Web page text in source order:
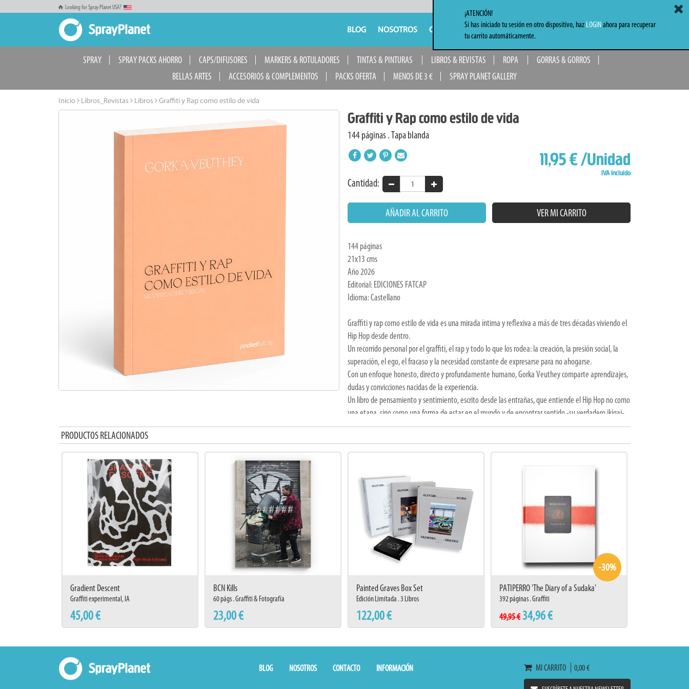
Looking for Spray Planet USA?
BLOG NOSOTROS CONTACTO
SPRAY SPRAY PACKS AHORRO CAPS/DIFUSORES MARKERS & ROTULADORES TINTAS & PINTURAS LIBROS & REVISTAS ROPA
GORRAS & GORROS
BELLAS ARTES
ACCESORIOS & COMPLEMENTOS PACKS OFERTA MENOS DE 3 € SPRAY PLANET GALLERY
Inicio Libros_Revistas Libros Graffiti y Rap como estilo de vida
Graffiti y Rap como estilo de vida
144 páginas . Tapa blanda
11,95 €/Unidad
IVA Incluido
Cantidad:
AÑADIR AL CARRITO VER MI CARRITO
144 páginas
21x13 cms
Año 2026
Editorial: EDICIONES FATCAP
Idioma: Castellano
Graffiti y rap como estilo de vida es una mirada íntima y reflexiva a más de tres décadas viviendo el
Hip Hop desde dentro.
Un recorrido personal por el graffiti, el rap y todo lo que los rodea: la creación, la presión social, la
superación, el ego, el fracaso y la necesidad constante de expresarse para no ahogarse.
Con un enfoque honesto, directo y profundamente humano, Gorka Veuthey comparte aprendizajes,
dudas y convicciones nacidas de la experiencia.
Un libro de pensamiento y sentimiento, escrito desde las entrañas, que entiende el Hip Hop no como
una etapa, sino como una forma de estar en el mundo y de encontrar sentido -su verdadero ikigai-
en el acto de crear.
PRODUCTOS RELACIONADOS
Gradient Descent
Graffiti experimental, IA
45,00 €
BCN Kills
60 págs . Graffiti & Fotografía
23,00 €
Painted Graves Box Set
Edición Limitada . 3 Libros
122,00 €
-30%
PATIPERRO 'The Diary of a Sudaka'
392 páginas . Graffiti
49,95 € 34,96 €
BLOG NOSOTROS CONTACTO INFORMACIÓN MI CARRITO 0,00 €
¡ATENCIÓN!
Si has iniciado tu sesión en otro dispositivo, haz LOGINahora para recuperar
tu carrito automáticamente.